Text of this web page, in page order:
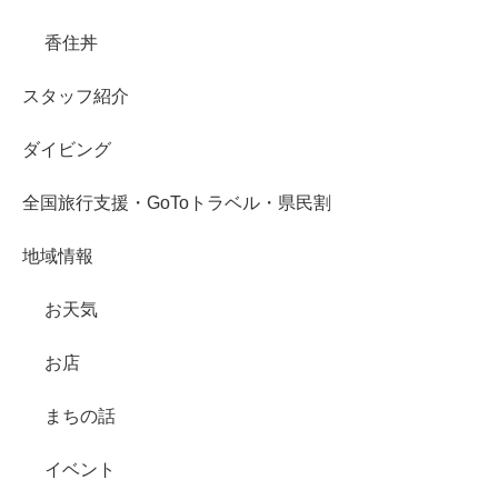
香住丼
スタッフ紹介
ダイビング
全国旅行支援・GoToトラベル・県民割
地域情報
お天気
お店
まちの話
イベント